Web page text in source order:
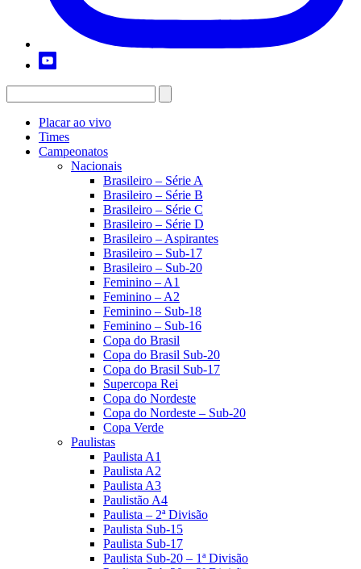
Placar ao vivo
Times
Campeonatos
Nacionais
Brasileiro – Série A
Brasileiro – Série B
Brasileiro – Série C
Brasileiro – Série D
Brasileiro – Aspirantes
Brasileiro – Sub-17
Brasileiro – Sub-20
Feminino – A1
Feminino – A2
Feminino – Sub-18
Feminino – Sub-16
Copa do Brasil
Copa do Brasil Sub-20
Copa do Brasil Sub-17
Supercopa Rei
Copa do Nordeste
Copa do Nordeste – Sub-20
Copa Verde
Paulistas
Paulista A1
Paulista A2
Paulista A3
Paulistão A4
Paulista – 2ª Divisão
Paulista Sub-15
Paulista Sub-17
Paulista Sub-20 – 1ª Divisão